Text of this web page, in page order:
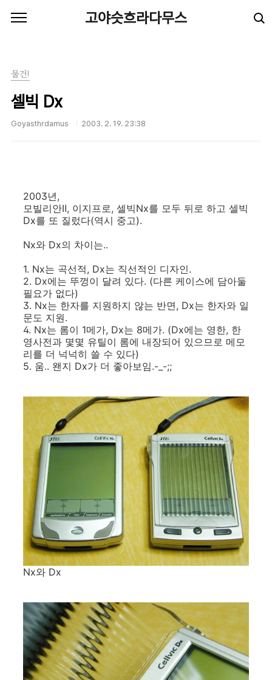
고야슷흐라다무스
물건!
셀빅 Dx
Goyasthrdamus 2003. 2. 19. 23:38
2003년,
모빌리안Ⅱ, 이지프로, 셀빅Nx를 모두 뒤로 하고 셀빅
Dx를 또 질렀다(역시 중고).
Nx와 Dx의 차이는..
1. Nx는 곡선적, Dx는 직선적인 디자인.
2. Dx에는 뚜껑이 달려 있다. (다른 케이스에 담아둘
필요가 없다)
3. Nx는 한자를 지원하지 않는 반면, Dx는 한자와 일
문도 지원.
4. Nx는 롬이 1메가, Dx는 8메가. (Dx에는 영한, 한
영사전과 몇몇 유틸이 롬에 내장되어 있으므로 메모
리를 더 넉넉히 쓸 수 있다)
5. 움.. 왠지 Dx가 더 좋아보임.-_-;;
Nx와 Dx